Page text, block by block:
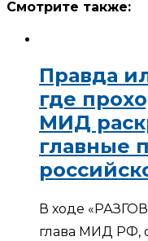
Смотрите также:
Правда
где
МИД
главные
В ходе
глава МИД РФ,